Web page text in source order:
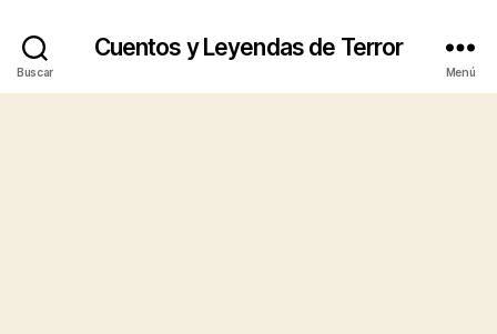
Buscar
Cuentos y Leyendas de Terror
Menú